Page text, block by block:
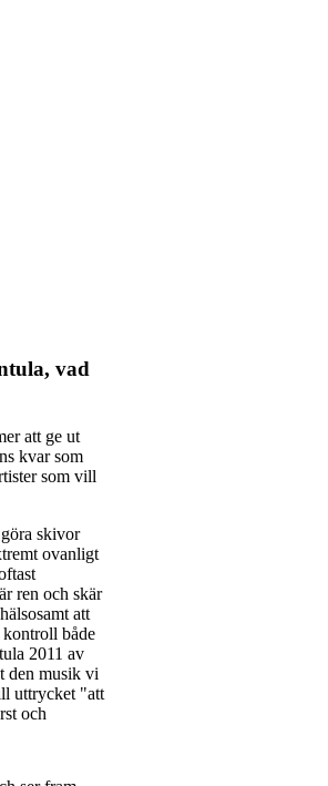
vad
att ge ut
kvar som
som vill
skivor
ovanligt
ren och skär
att
både
2011 av
den musik vi
uttrycket "att
och